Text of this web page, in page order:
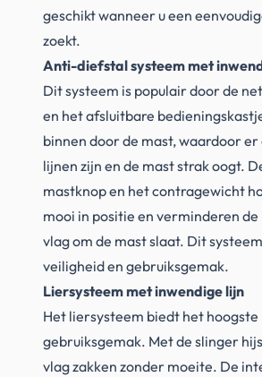
geschikt wanneer u een
zoekt.
Anti-diefstal systeem met
Dit systeem is populair door de
en het afsluitbare
binnen door de mast, waardoor
lijnen zijn en de mast strak oogt.
mastknop en het contragewicht
mooi in positie en verminderen de
vlag om de mast slaat. Dit
veiligheid en gebruiksgemak.
Liersysteem met inwendige lijn
Het liersysteem biedt het hoogste
gebruiksgemak. Met de slinger
vlag zakken zonder moeite. De